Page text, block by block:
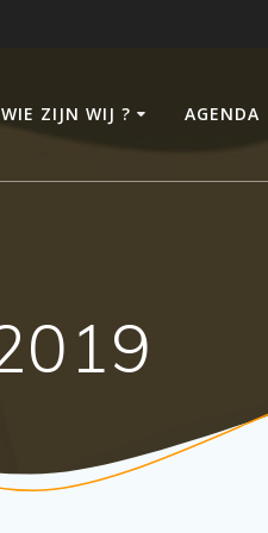
WIE ZIJN WIJ ? AGENDA